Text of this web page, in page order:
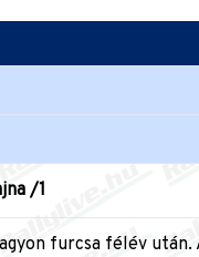
/1
furcsa félév